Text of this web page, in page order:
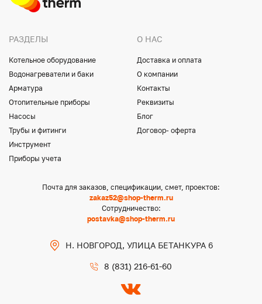
РАЗДЕЛЫ
Котельное оборудование
Водонагреватели и баки
Арматура
Отопительные приборы
Насосы
Трубы и фитинги
Инструмент
Приборы учета
О НАС
Доставка и оплата
О компании
Контакты
Реквизиты
Блог
Договор- оферта
Почта для заказов, спецификации, смет, проектов:
zakaz52@shop-therm.ru
Сотрудничество:
postavka@shop-therm.ru
Н. НОВГОРОД, УЛИЦА БЕТАНКУРА 6
8 (831) 216-61-60